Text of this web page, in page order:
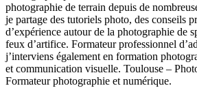
photographie de terrain depuis de
je partage des tutoriels photo, des conseils
d’expérience autour de la photographie de
feux d’artifice. Formateur professionnel
j’interviens également en formation
et communication visuelle. Toulouse –
Formateur photographie et numérique.